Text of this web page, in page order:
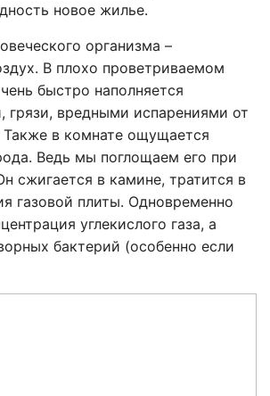
новое жилье.
организма –
В плохо проветриваемом
быстро наполняется
грязи, вредными испарениями от
в комнате ощущается
Ведь мы поглощаем его при
сжигается в камине, тратится в
газовой плиты. Одновременно
углекислого газа, а
бактерий (особенно если